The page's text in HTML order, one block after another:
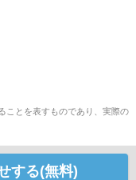
ことを表すものであり、実際の
する(無料)